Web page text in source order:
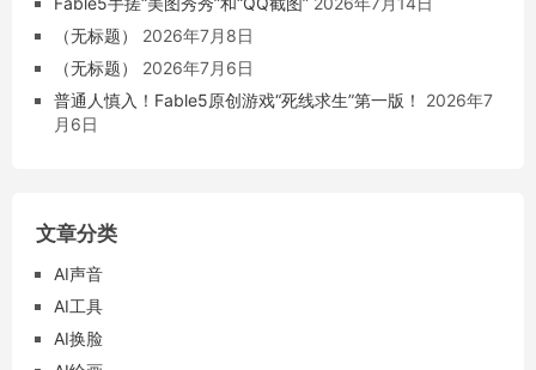
（无标题）
2026年7月8日
（无标题）
2026年7月6日
普通人慎入！Fable5原创游戏“死线求生”第一版！
2026年7
月6日
文章分类
AI声音
AI工具
AI换脸